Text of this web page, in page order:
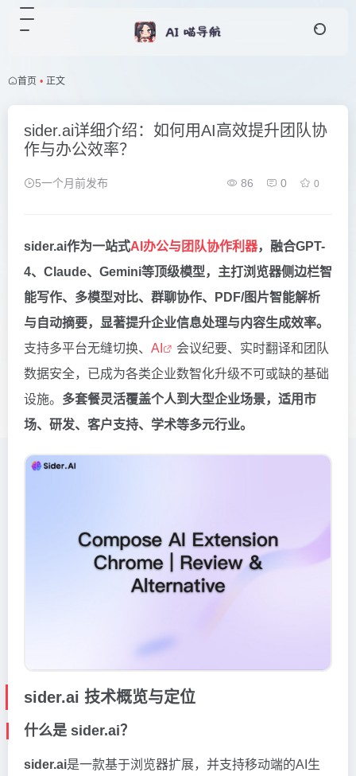
首页 • 正文
sider.ai详细介绍：如何用AI高效提升团队协
作与办公效率？
5一个月前发布 86 0 0
sider.ai作为一站式AI办公与团队协作利器，融合GPT-
4、Claude、Gemini等顶级模型，主打浏览器侧边栏智
能写作、多模型对比、群聊协作、PDF/图片智能解析
与自动摘要，显著提升企业信息处理与内容生成效率。
支持多平台无缝切换、 AI
会议纪要、实时翻译和团队
数据安全，已成为各类企业数智化升级不可或缺的基础
设施。 多套餐灵活覆盖个人到大型企业场景，适用市
场、研发、客户支持、学术等多元行业。
sider.ai 技术概览与定位
什么是 sider.ai？
sider.ai是一款基于浏览器扩展，并支持移动端的AI生